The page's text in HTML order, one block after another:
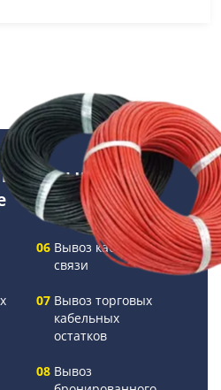
мы вывозим в
Вывоз кабелей
связи
Вывоз торговых
кабельных
остатков
Вывоз